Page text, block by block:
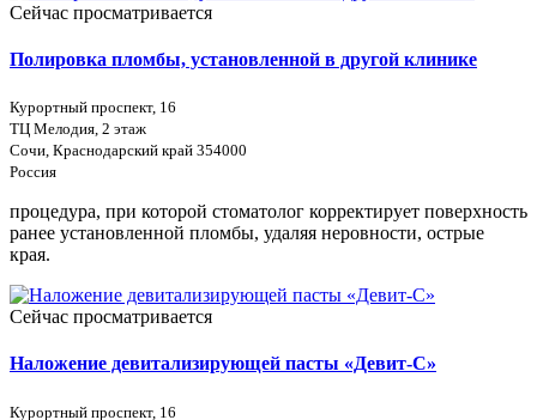
Сейчас просматривается
Полировка пломбы, установленной в другой клинике
Курортный проспект, 16
ТЦ Мелодия, 2 этаж
Сочи, Краснодарский край 354000
Россия
процедура, при которой стоматолог корректирует поверхность
ранее установленной пломбы, удаляя неровности, острые
края.
Сейчас просматривается
Наложение девитализирующей пасты «Девит-С»
Курортный проспект, 16